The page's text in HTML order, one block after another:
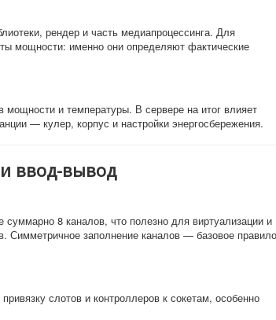
рендер и часть медиапроцессинга. Для
мощности: именно они определяют фактические
мощности и температуры. В сервере на итог влияет
— кулер, корпус и настройки энергосбережения.
ввод-вывод
8 каналов, что полезно для виртуализации и
Симметричное заполнение каналов — базовое правило
слотов и контроллеров к сокетам, особенно